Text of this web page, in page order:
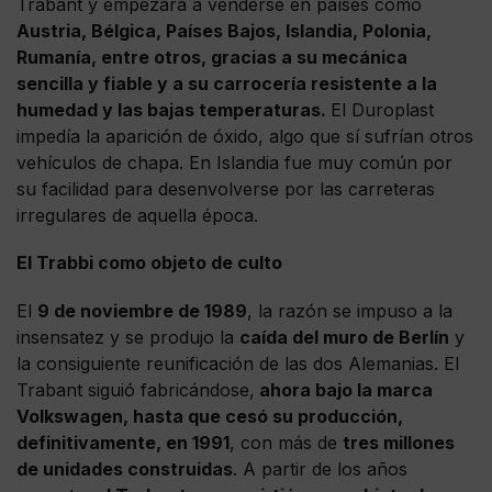
Trabant y empezara a venderse en países como
Austria, Bélgica, Países Bajos, Islandia, Polonia,
Rumanía, entre otros, gracias a su mecánica
sencilla y fiable y a su carrocería resistente a la
humedad y las bajas temperaturas. El Duroplast
impedía la aparición de óxido, algo que sí sufrían otros
vehículos de chapa. En Islandia fue muy común por
su facilidad para desenvolverse por las carreteras
irregulares de aquella época.
El Trabbi como objeto de culto
El 9 de noviembre de 1989, la razón se impuso a la
insensatez y se produjo la caída del muro de Berlín y
la consiguiente reunificación de las dos Alemanias. El
Trabant siguió fabricándose, ahora bajo la marca
Volkswagen, hasta que cesó su producción,
definitivamente, en 1991, con más de tres millones
de unidades construidas. A partir de los años